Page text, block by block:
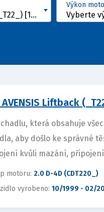
AVENSIS Liftback (_T22_) [1997 - 2003] Vyberte
Výkon
Liftback
která obsahuje
aby došlo ke správné
kvůli mazání,
motoru: 2.0 D-4D (CDT220_)
vyrobeno: 10/1999 - 02/